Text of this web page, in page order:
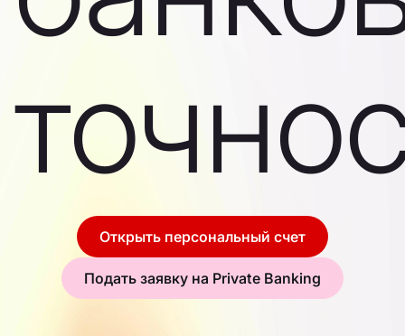
Открыть персональный счет
Подать заявку на Private Banking